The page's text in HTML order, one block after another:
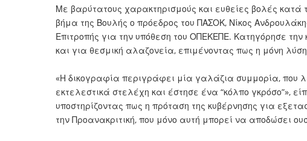
Με βαρύτατους χαρακτηρισμούς και ευθείες βολές κατά
βήμα της Βουλής ο πρόεδρος του ΠΑΣΟΚ, Νίκος
Επιτροπής για την υπόθεση του ΟΠΕΚΕΠΕ. Κατηγόρησε
και για θεσμική αλαζονεία, επιμένοντας πως η μόνη
«Η δικογραφία περιγράφει μία γαλάζια συμμορία, που
εκτελεστικά στελέχη και έστησε ένα “κόλπο γκρόσο”»,
υποστηρίζοντας πως η πρόταση της κυβέρνησης για
την Προανακριτική, που μόνο αυτή μπορεί να αποδώσει